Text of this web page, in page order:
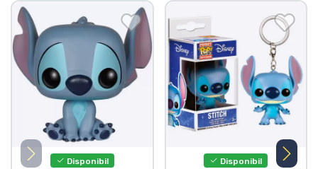
Disponibil Disponibil